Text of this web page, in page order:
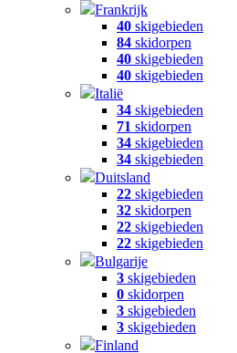
Frankrijk
40 skigebieden
84 skidorpen
40 skigebieden
40 skigebieden
Italië
34 skigebieden
71 skidorpen
34 skigebieden
34 skigebieden
Duitsland
22 skigebieden
32 skidorpen
22 skigebieden
22 skigebieden
Bulgarije
3 skigebieden
0 skidorpen
3 skigebieden
3 skigebieden
Finland